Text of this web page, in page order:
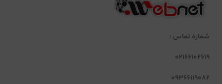
شماره تماس :
02166102619
09366119082